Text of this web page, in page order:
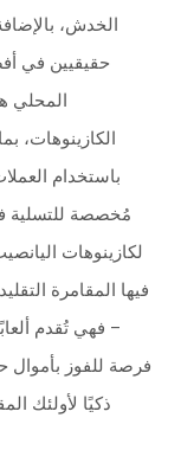
الخدش،
حقيقيين في
المحلي
الكازينوهات،
باستخدام
مُخصصة للتسلية
لكازينوهات
فيها المقامرة
– فهي تُقدم
فرصة للفوز بأموال
ذكيًا لأولئك